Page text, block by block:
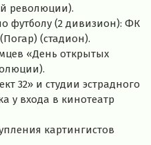
революции).
футболу (2 дивизион): ФК
(стадион).
«День открытых
32» и студии эстрадного
у входа в кинотеатр
картингистов